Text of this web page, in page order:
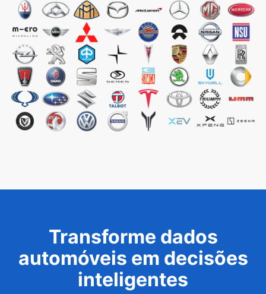
Transforme dados
automóveis em decisões
inteligentes